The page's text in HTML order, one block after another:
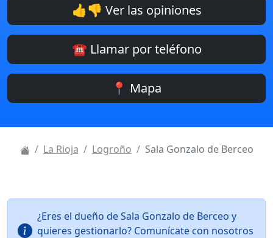
👍👎 Ver las opiniones
☎️ Llamar por teléfono
📍 Mapa
La Rioja Logroño Sala Gonzalo de Berceo
¿Eres el dueño de Sala Gonzalo de Berceo y
quieres gestionarlo? Comunícate con nosotros